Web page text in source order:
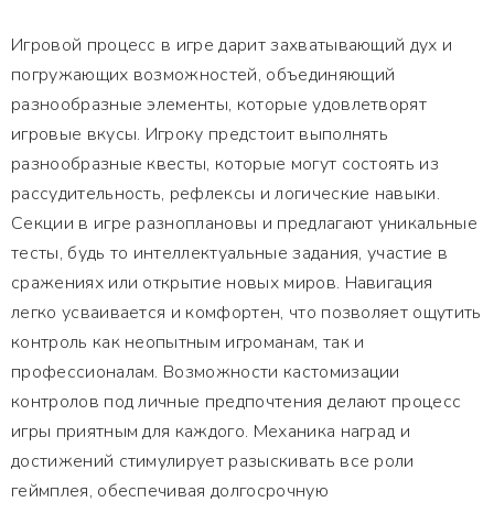
Игровой процесс в игре дарит захватывающий дух и
погружающих возможностей, объединяющий
разнообразные элементы, которые удовлетворят
игровые вкусы. Игроку предстоит выполнять
разнообразные квесты, которые могут состоять из
рассудительность, рефлексы и логические навыки.
Секции в игре разноплановы и предлагают уникальные
тесты, будь то интеллектуальные задания, участие в
сражениях или открытие новых миров. Навигация
легко усваивается и комфортен, что позволяет ощутить
контроль как неопытным игроманам, так и
профессионалам. Возможности кастомизации
контролов под личные предпочтения делают процесс
игры приятным для каждого. Механика наград и
достижений стимулирует разыскивать все роли
геймплея, обеспечивая долгосрочную